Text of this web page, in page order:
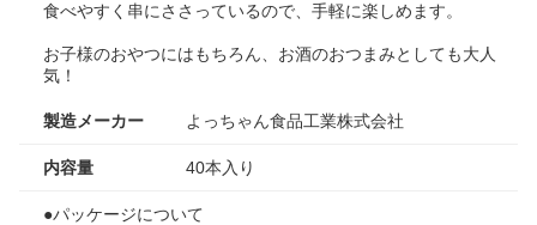
食べやすく串にささっているので、手軽に楽しめます。
お子様のおやつにはもちろん、お酒のおつまみとしても大人
気！
製造メーカー よっちゃん食品工業株式会社
内容量 40本入り
●パッケージについて